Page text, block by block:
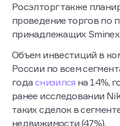
Росэлторг также
проведение торгов по
принадлежащих Sminex
Объем инвестиций в
России по всем
года снизился на 14%,
ранее исследовании
таких сделок в
недвижимости (47%).